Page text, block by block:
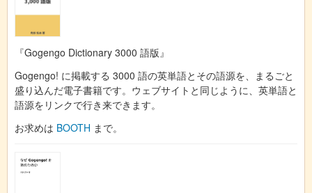
『Gogengo Dictionary 3000 語版』
Gogengo! に掲載する 3000 語の英単語とその語源を、まるごと
盛り込んだ電子書籍です。ウェブサイトと同じように、英単語と
語源をリンクで行き来できます。
お求めは BOOTH まで。